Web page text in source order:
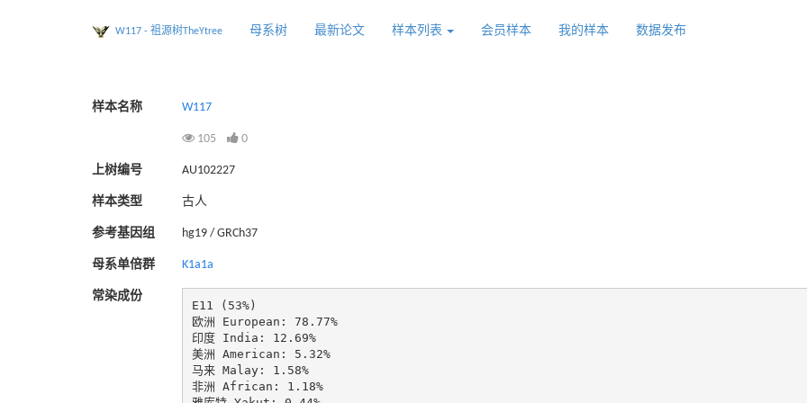
W117 - 祖源树TheYtree 母系树 最新论文 样本列表 会员样本 我的样本 数据发布
样本名称 W117
105 0
上树编号 AU102227
样本类型 古人
参考基因组 hg19 / GRCh37
母系单倍群 K1a1a
常染成份
E11 (53%)
欧洲 European: 78.77%
印度 India: 12.69%
美洲 American: 5.32%
马来 Malay: 1.58%
非洲 African: 1.18%